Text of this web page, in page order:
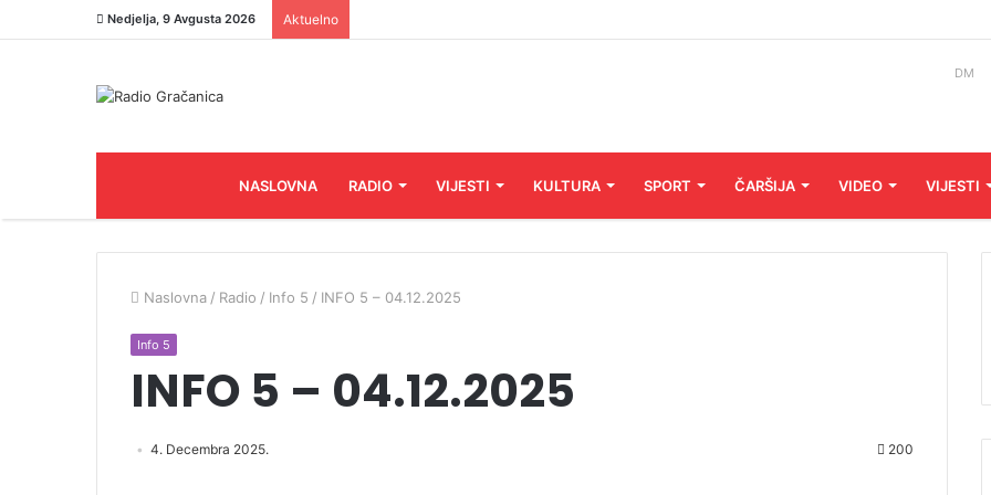
Nedjelja, 9 Avgusta 2026 Aktuelno
DM
NASLOVNA RADIO VIJESTI KULTURA SPORT ČARŠIJA VIDEO VIJESTI
Naslovna / Radio / Info 5 / INFO 5 – 04.12.2025
Info 5
INFO 5 – 04.12.2025
4. Decembra 2025. 200